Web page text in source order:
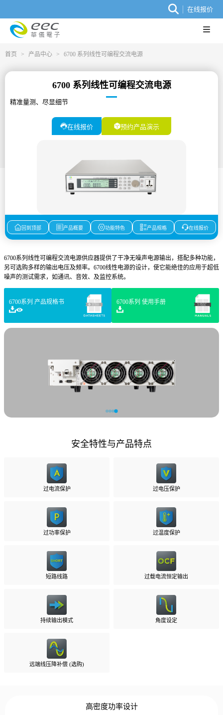
在线报价
首页 > 产品中心 > 6700 系列线性可编程交流电源
6700 系列线性可编程交流电源
精准量测、尽显细节
在线报价 预约产品演示
回到顶部 产品概要 功能特色 产品规格 在线报价
6700系列线性可编程交流电源供应器提供了干净无噪声电源输出，搭配多种功能，
另可选购多样的输出电压及频率。6700线性电源的设计，使它能绝佳的应用于超低
噪声的测试需求，如通讯、音效、及监控系统。
6700系列 产品规格书 6700系列 使用手册
安全特性与产品特点
过电流保护 过电压保护
过功率保护 过温度保护
短路线路 过载电流恒定输出
持续输出模式 角度设定
远端线压降补偿 (选购)
高密度功率设计